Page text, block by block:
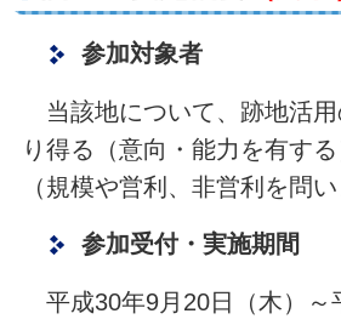
参加対象者
当該地について、跡地活用
り得る（意向・能力を有す
（規模や営利、非営利を問い
参加受付・実施期間
平成30年9月20日（木）～